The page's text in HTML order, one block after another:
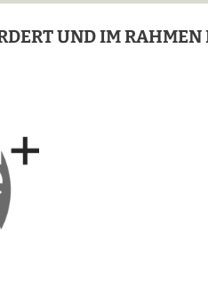
UND IM RAHMEN